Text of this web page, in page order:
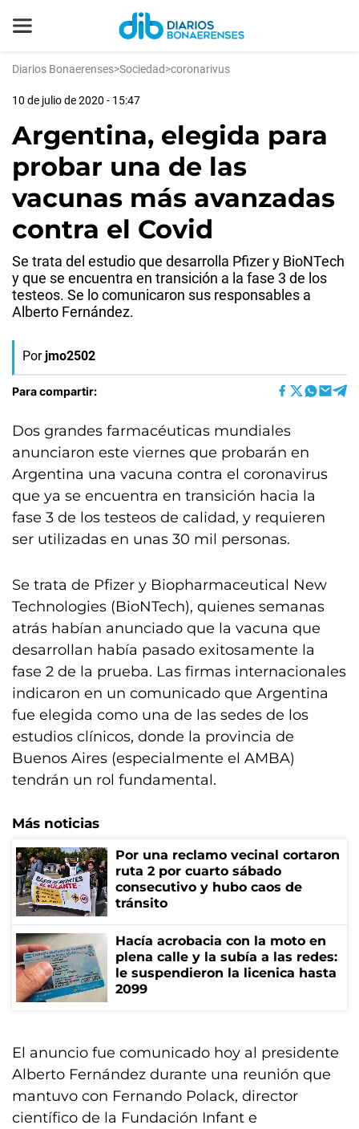
Diarios Bonaerenses>Sociedad>coronarivus
10 de julio de 2020 - 15:47
Argentina, elegida para
probar una de las
vacunas más avanzadas
contra el Covid
Se trata del estudio que desarrolla Pfizer y BioNTech
y que se encuentra en transición a la fase 3 de los
testeos. Se lo comunicaron sus responsables a
Alberto Fernández.
Por jmo2502
Para compartir:
Dos grandes farmacéuticas mundiales
anunciaron este viernes que probarán en
Argentina una vacuna contra el coronavirus
que ya se encuentra en transición hacia la
fase 3 de los testeos de calidad, y requieren
ser utilizadas en unas 30 mil personas.
Se trata de Pfizer y Biopharmaceutical New
Technologies (BioNTech), quienes semanas
atrás habían anunciado que la vacuna que
desarrollan había pasado exitosamente la
fase 2 de la prueba. Las firmas internacionales
indicaron en un comunicado que Argentina
fue elegida como una de las sedes de los
estudios clínicos, donde la provincia de
Buenos Aires (especialmente el AMBA)
tendrán un rol fundamental.
Más noticias
Por una reclamo vecinal cortaron
ruta 2 por cuarto sábado
consecutivo y hubo caos de
tránsito
Hacía acrobacia con la moto en
plena calle y la subía a las redes:
le suspendieron la licenica hasta
2099
El anuncio fue comunicado hoy al presidente
Alberto Fernández durante una reunión que
mantuvo con Fernando Polack, director
científico de la Fundación Infant e